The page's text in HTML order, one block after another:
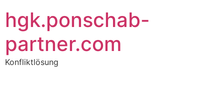
Inhalt
springen
hgk.ponschab-
partner.com
Konfliktlösung